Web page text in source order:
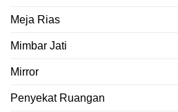
Meja Rias
Mimbar Jati
Mirror
Penyekat Ruangan